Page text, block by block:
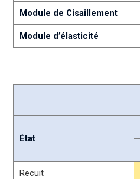
Module de Cisaillement
Module d’élasticité
État
Recuit